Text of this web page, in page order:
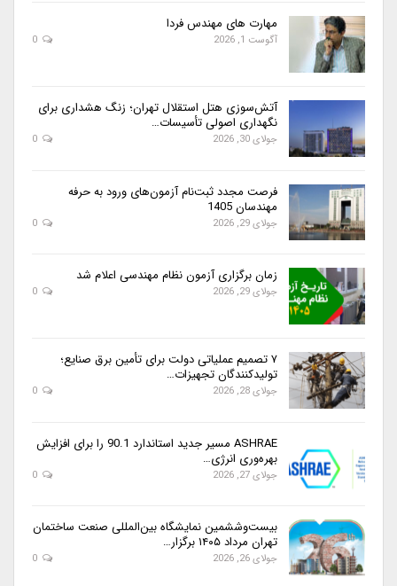
مهارت های مهندس فردا
آگوست 1, 2026
آتش‌سوزی هتل استقلال تهران؛ زنگ هشداری برای
نگهداری اصولی تأسیسات…
جولای 30, 2026
فرصت مجدد ثبت‌نام آزمون‌های ورود به حرفه
مهندسان 1405
جولای 29, 2026
زمان برگزاری آزمون نظام مهندسی اعلام شد
جولای 29, 2026
۷ تصمیم عملیاتی دولت برای تأمین برق صنایع؛
تولیدکنندگان تجهیزات…
جولای 28, 2026
ASHRAE مسیر جدید استاندارد 90.1 را برای افزایش
بهره‌وری انرژی…
جولای 27, 2026
بیست‌وششمین نمایشگاه بین‌المللی صنعت ساختمان
تهران مرداد ۱۴۰۵ برگزار…
جولای 26, 2026